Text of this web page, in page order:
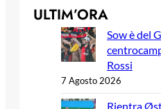
ULTIM’ORA
Sow è del
Rossi
7 Agosto 2026
Rientra